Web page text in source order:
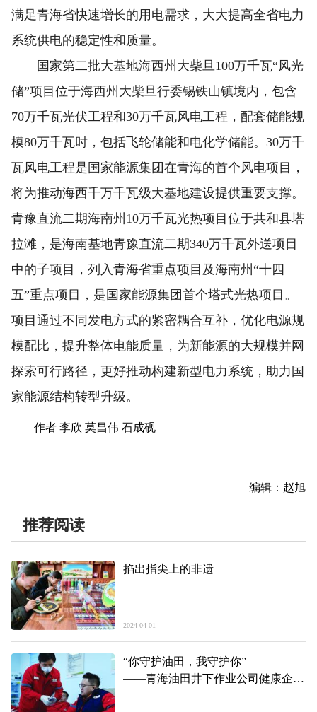
满足青海省快速增长的用电需求，大大提高全省电力
系统供电的稳定性和质量。
国家第二批大基地海西州大柴旦100万千瓦“风光
储”项目位于海西州大柴旦行委锡铁山镇境内，包含
70万千瓦光伏工程和30万千瓦风电工程，配套储能规
模80万千瓦时，包括飞轮储能和电化学储能。30万千
瓦风电工程是国家能源集团在青海的首个风电项目，
将为推动海西千万千瓦级大基地建设提供重要支撑。
青豫直流二期海南州10万千瓦光热项目位于共和县塔
拉滩，是海南基地青豫直流二期340万千瓦外送项目
中的子项目，列入青海省重点项目及海南州“十四
五”重点项目，是国家能源集团首个塔式光热项目。
项目通过不同发电方式的紧密耦合互补，优化电源规
模配比，提升整体电能质量，为新能源的大规模并网
探索可行路径，更好推动构建新型电力系统，助力国
家能源结构转型升级。
作者 李欣 莫昌伟 石成砚
编辑：赵旭
推荐阅读
掐出指尖上的非遗
2024-04-01
“你守护油田，我守护你”
——青海油田井下作业公司健康企业